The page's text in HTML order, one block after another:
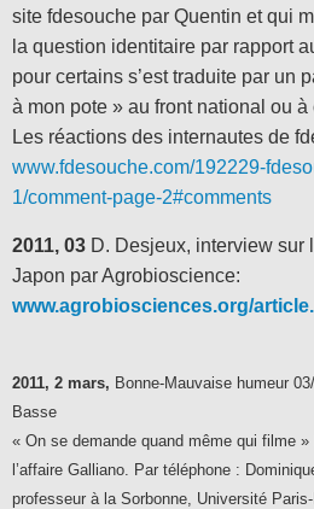
site fdesouche par Quentin et qui
la question identitaire par rapport
pour certains s’est traduite par un
à mon pote » au front national ou
Les réactions des internautes de
www.fdesouche.com/192229-
1/comment-page-2#comments
2011, 03 D. Desjeux, interview sur
Japon par Agrobioscience:
www.agrobiosciences.org/
2011, 2 mars, Bonne-Mauvaise humeur
Basse
« On se demande quand même qui filme »
l’affaire Galliano.
Par téléphone :
professeur à la Sorbonne, Université Paris-